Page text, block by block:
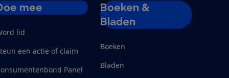
mee
lid
een actie of claim
Panel
Boeken &
Bladen
Boeken
Bladen